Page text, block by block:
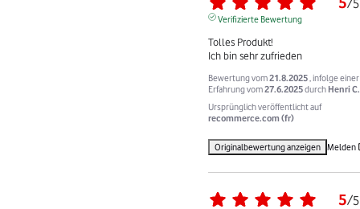
/5
Verifizierte Bewertung
Tolles Produkt!
Ich bin sehr zufrieden
Bewertung vom21.8.2025 , infolge einer
Erfahrung vom27.6.2025durch Henri C.
Ursprünglich veröffentlicht auf
recommerce.com (fr)
Originalbewertung anzeigen Melden
5/5